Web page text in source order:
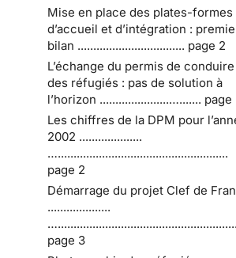
Mise en place des plates-formes
d’accueil et d’intégration :
bilan .................................. page 2
L’échange du permis de conduire
des réfugiés : pas de solution à
l’horizon ......................…....... page
Les chiffres de la DPM pour
2002 ....................
…......................................................
page 2
Démarrage du projet Clef de
....................
page 3